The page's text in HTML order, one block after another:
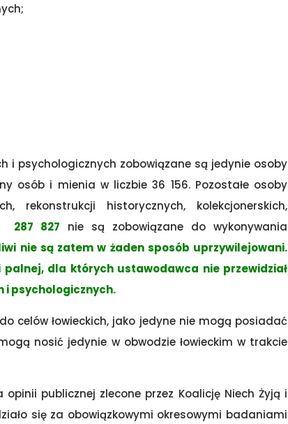
i psychologicznych zobowiązane są jedynie osoby
osób i mienia w liczbie 36 156. Pozostałe osoby
rekonstrukcji historycznych, kolekcjonerskich,
287 827 nie są zobowiązane do wykonywania
nie są zatem w żaden sposób uprzywilejowani.
dla których ustawodawca nie przewidział
i psychologicznych.
celów łowieckich, jako jedyne nie mogą posiadać
nosić jedynie w obwodzie łowieckim w trakcie
publicznej zlecone przez Koalicję Niech Żyją i
się za obowiązkowymi okresowymi badaniami